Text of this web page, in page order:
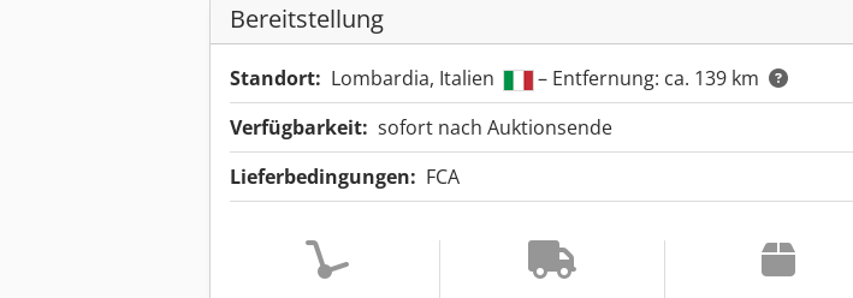
Bereitstellung
Standort: Lombardia, Italien
– Entfernung: ca. 139 km
Verfügbarkeit: sofort nach Auktionsende
Lieferbedingungen: FCA